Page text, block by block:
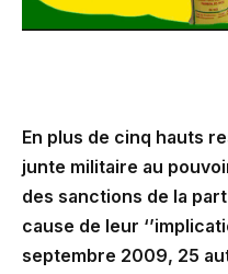
En plus de cinq hauts
junte militaire au
des sanctions de la
cause de leur
septembre 2009, 25